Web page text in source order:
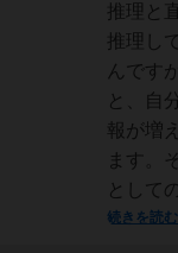
推理と
推理し
んです
と、自
報が増
ます。
として
続きを読